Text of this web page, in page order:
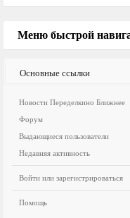
Меню быстрой
Основные ссылки
Новости Переделкино Ближнее
Форум
Выдающиеся пользователи
Недавняя активность
Войти или зарегистрироваться
Помощь